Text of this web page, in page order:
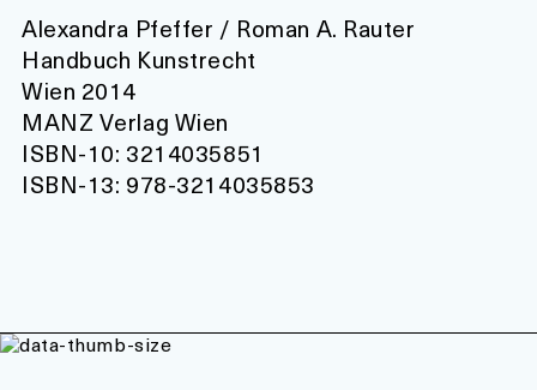
Alexandra Pfeffer / Roman A. Rauter
Handbuch Kunstrecht
Wien 2014
MANZ Verlag Wien
ISBN-10: 3214035851
ISBN-13: 978-3214035853